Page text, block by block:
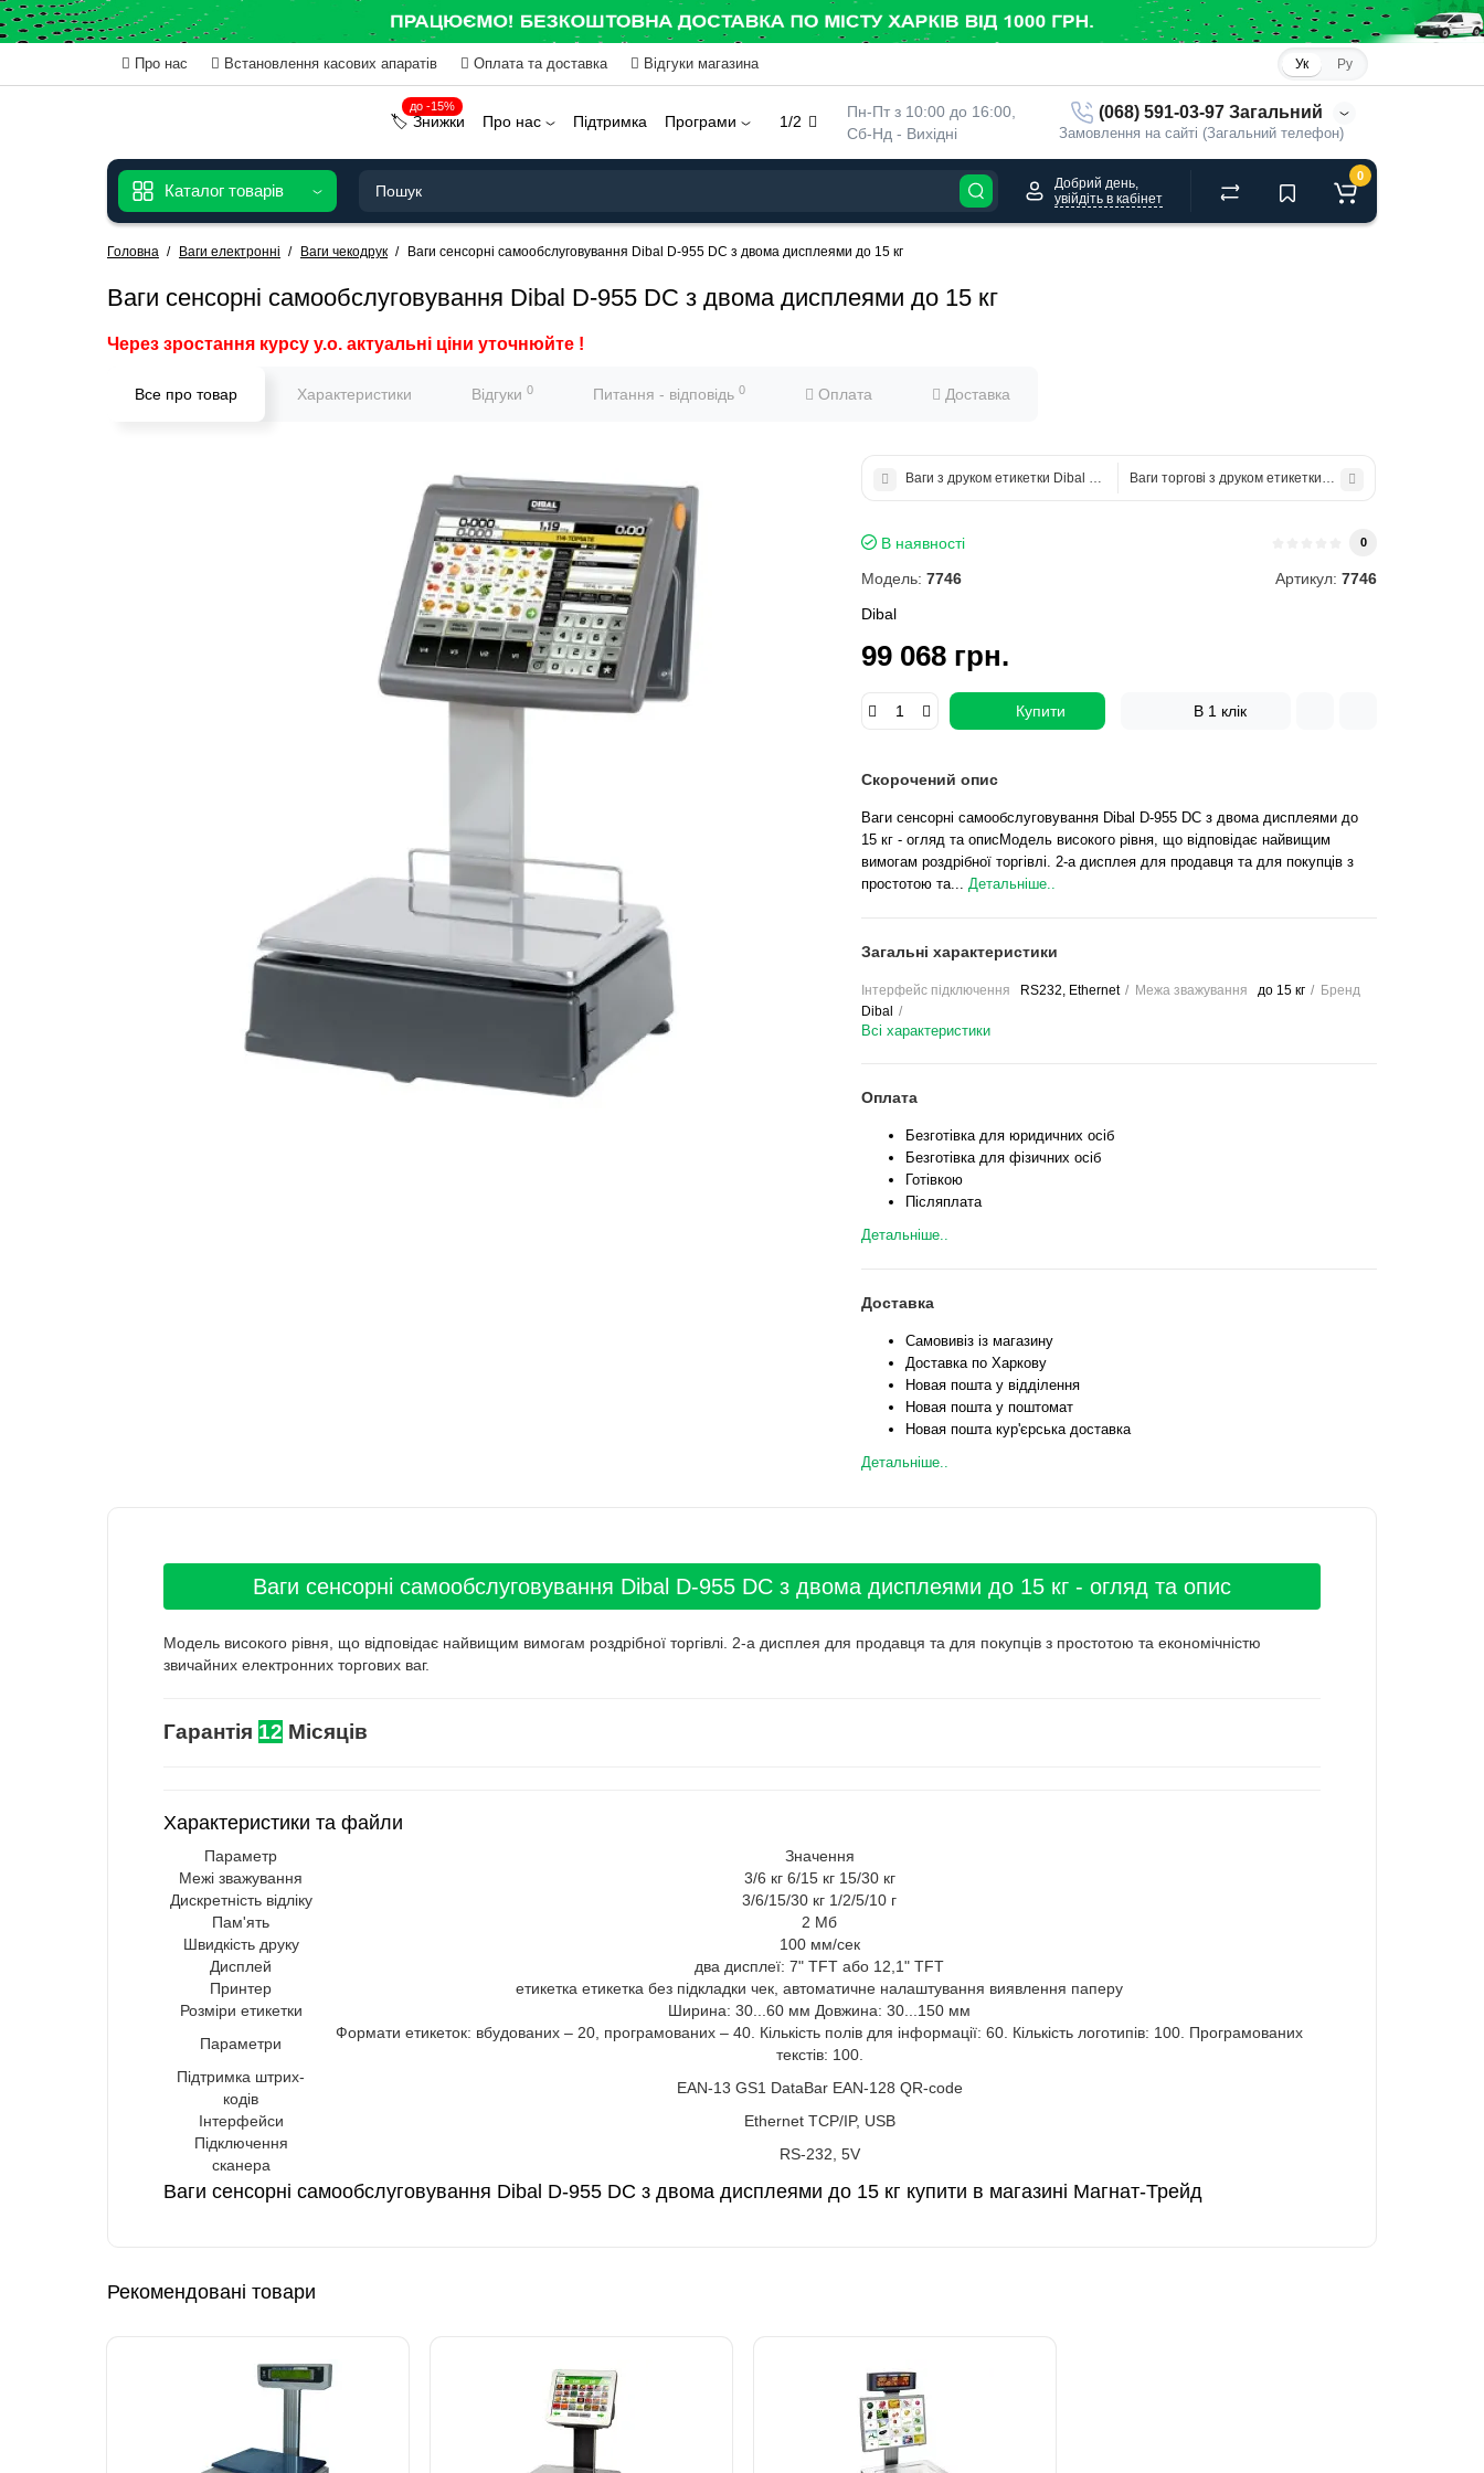
Про нас Встановлення касових апаратів Оплата та доставка Відгуки магазина Ук Ру
Пн-Пт з 10:00 до 16:00,
Сб-Нд - Вихідні
(068) 591-03-97 Загальний
Замовлення на сайті (Загальний телефон)
1/2
до -15%
🏷️ Знижки Про нас Підтримка Програми
Каталог товарів
Добрий день,
увійдіть в кабінет
0
Головна Ваги електронні Ваги чекодрук Ваги сенсорні самообслуговування Dibal D-955 DС з двома дисплеями до 15 кг
Ваги сенсорні самообслуговування Dibal D-955 DС з двома дисплеями до 15 кг
Через зростання курсу у.о. актуальні ціни уточнюйте !
Все про товар Характеристики Відгуки 0 Питання - відповідь 0 Оплата Доставка
Ваги з друком етикетки Dibal M-525F ALPHA фасовочні до 6/15 кг
Ваги торгові з друком етикетки Dibail M-525T ALPHA до
В наявності 0
Модель: 7746 Артикул: 7746
Dibal
99 068 грн.
Купити В 1 клік
Скорочений опис
Ваги сенсорні самообслуговування Dibal D-955 DС з двома дисплеями до
15 кг - огляд та описМодель високого рівня, що відповідає найвищим
вимогам роздрібної торгівлі. 2-а дисплея для продавця та для покупців з
простотою та... Детальніше..
Загальні характеристики
Інтерфейс підключення RS232, Ethernet Межа зважування до 15 кг
Бренд
Dibal
Всі характеристики
Оплата
Безготівка для юридичних осіб
Безготівка для фізичних осіб
Готівкою
Післяплата
Детальніше..
Доставка
Самовивіз із магазину
Доставка по Харкову
Новая пошта у відділення
Новая пошта у поштомат
Новая пошта кур'єрська доставка
Детальніше..
Ваги сенсорні самообслуговування Dibal D-955 DС з двома дисплеями до 15 кг - огляд та опис
Модель високого рівня, що відповідає найвищим вимогам роздрібної торгівлі. 2-а дисплея для продавця та для покупців з простотою та економічністю
звичайних електронних торгових ваг.
Гарантія 12 Місяців
Характеристики та файли
Параметр
Значення
Межі зважування
3/6 кг 6/15 кг 15/30 кг
Дискретність відліку
3/6/15/30 кг 1/2/5/10 г
Пам'ять
2 Мб
Швидкість друку
100 мм/сек
Дисплей
два дисплеї: 7" TFT або 12,1" TFT
Принтер
етикетка етикетка без підкладки чек, автоматичне налаштування виявлення паперу
Розміри етикетки
Ширина: 30...60 мм Довжина: 30...150 мм
Параметри
Формати етикеток: вбудованих – 20, програмованих – 40. Кількість полів для інформації: 60. Кількість логотипів: 100. Програмованих
текстів: 100.
Підтримка штрих-
кодів
EAN-13 GS1 DataBar EAN-128 QR-code
Інтерфейси
Ethernet TCP/IP, USB
Підключення
сканера
RS-232, 5V
Ваги сенсорні самообслуговування Dibal D-955 DС з двома дисплеями до 15 кг купити в магазині Магнат-Трейд
Рекомендовані товари